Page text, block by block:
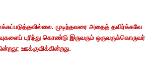
முடிந்தவரை அதைத் தவிர்க்கவே
புரிந்து கொண்டு இருவரும் ஒருவருக்கொருவர்
; ஊக்குவிக்கின்றது.